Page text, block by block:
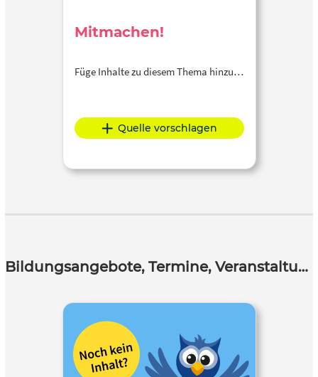
Mitmachen!
Füge Inhalte zu diesem Thema hinzu…
Quelle vorschlagen
Bildungsangebote, Termine, Veranstaltungen